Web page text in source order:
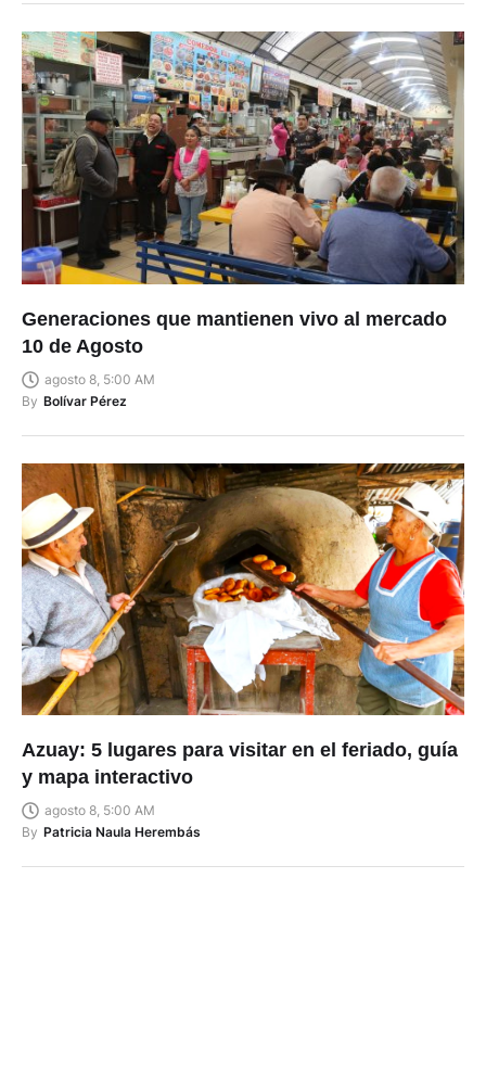
Generaciones que mantienen vivo al mercado
10 de Agosto
agosto 8, 5:00 AM
By Bolívar Pérez
Azuay: 5 lugares para visitar en el feriado, guía
y mapa interactivo
agosto 8, 5:00 AM
By Patricia Naula Herembás